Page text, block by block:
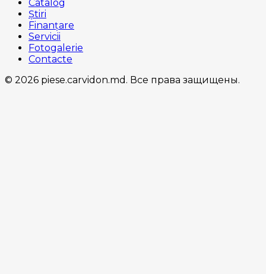
Catalog
Știri
Finanțare
Servicii
Fotogalerie
Contacte
© 2026 piese.carvidon.md. Все права защищены.